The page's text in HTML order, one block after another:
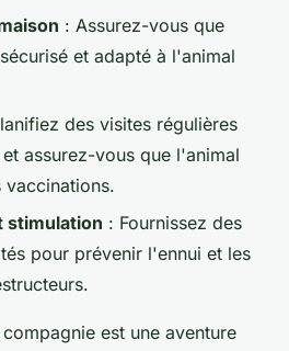
: Assurez-vous que
et adapté à l'animal
des visites régulières
assurez-vous que l'animal
vaccinations.
stimulation : Fournissez des
pour prévenir l'ennui et les
est une aventure